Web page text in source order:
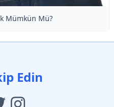
Mümkün Mü?
Edin